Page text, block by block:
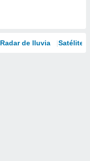
Radar de lluvia Satélites